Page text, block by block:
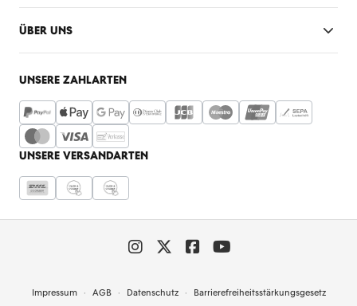
ÜBER UNS
UNSERE ZAHLARTEN
UNSERE VERSANDARTEN
Impressum AGB Datenschutz Barrierefreiheitsstärkungsgesetz